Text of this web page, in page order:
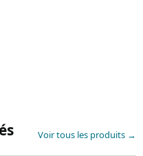
Voir tous les produits →